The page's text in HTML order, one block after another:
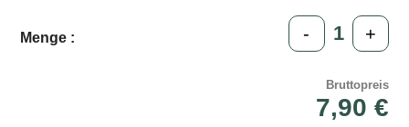
Menge : - +
Bruttopreis
7,90 €